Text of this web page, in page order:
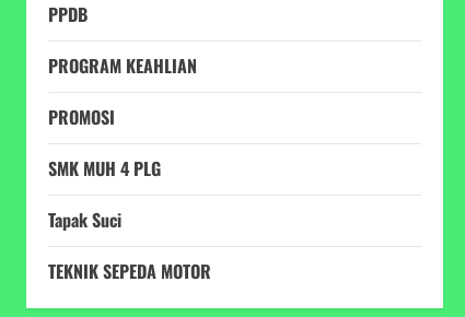
PPDB
PROGRAM KEAHLIAN
PROMOSI
SMK MUH 4 PLG
Tapak Suci
TEKNIK SEPEDA MOTOR